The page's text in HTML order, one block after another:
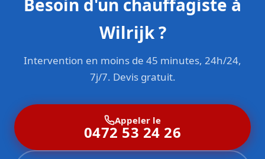
Besoin d'un chauffagiste à
Wilrijk ?
Intervention en moins de 45 minutes, 24h/24,
7j/7. Devis gratuit.
Appeler le
0472 53 24 26